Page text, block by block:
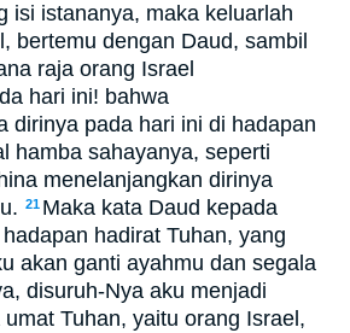
isi istananya, maka keluarlah
bertemu dengan Daud, sambil
raja orang Israel
hari ini! bahwa
dirinya pada hari ini di hadapan
hamba sahayanya, seperti
menelanjangkan dirinya
21 Maka kata Daud kepada
hadirat Tuhan, yang
akan ganti ayahmu dan segala
disuruh-Nya aku menjadi
Tuhan, yaitu orang Israel,